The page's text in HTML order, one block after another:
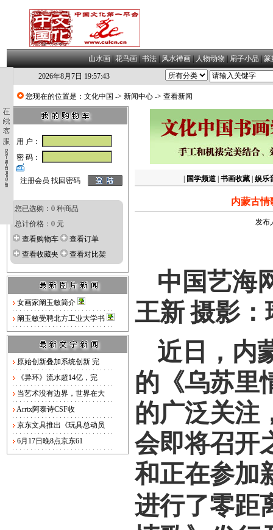
山水画|花鸟画|书法|风水禅画|人物动物|扇子小品|篆
2026年8月7日 19:57:44
您现在的位置是： 文化中国 -> 新闻中心 -> 查看新闻
用 户：
密 码：
注册会员 找回密码
您已选购：0 种商品
总计价格：0 元
查看购物车
查看订单
查看收藏夹
查看对比架
女画家阚玉敏简介
阚玉敏受聘北方工业大学书
原始创新叠加系统创新 完
《异环》流水超14亿，完
当艺术没有边界，世界在大
Arrtx阿泰诗CSF收
京东文具推出《玩具总动员
6月17日晚8点京东61
国学频道 书画收藏 娱乐
内蒙古情
发布
中国艺海
王新 摄影：
近日，内
的《乌苏里
的广泛关注
会即将召开
和正在参加
进行了零距